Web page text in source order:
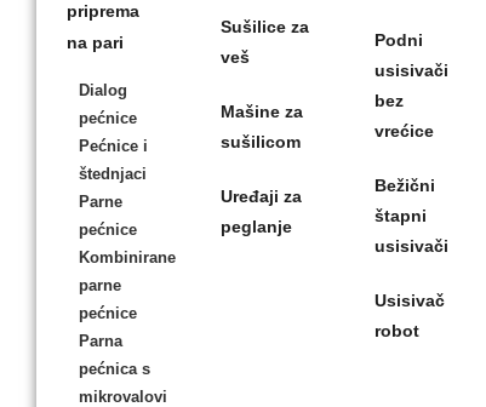
priprema
na pari
Dialog
pećnice
Pećnice i
štednjaci
Parne
pećnice
Kombinirane
parne
pećnice
Parna
pećnica s
mikrovalovi
Sušilice za
veš
Mašine za
sušilicom
Uređaji za
peglanje
Podni
usisivači
bez
vrećice
Bežični
štapni
usisivači
Usisivač
robot